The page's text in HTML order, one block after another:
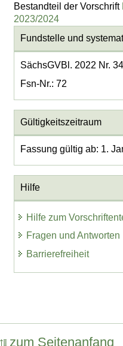
Bestandteil der Vorschrift
2023/2024
Fundstelle und
SächsGVBl. 2022 Nr.
Fsn-Nr.: 72
Gültigkeitszeitraum
Fassung gültig ab: 1.
Hilfe
Hilfe zum
Fragen und Antworten
Barrierefreiheit
zum Seitenanfang